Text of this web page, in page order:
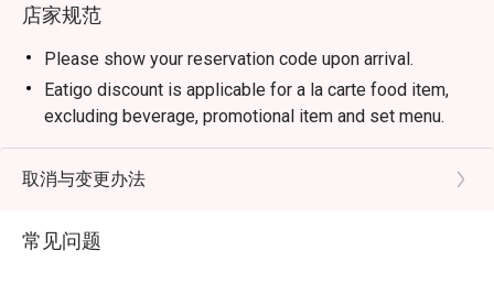
店家规范
Please show your reservation code upon arrival.
Eatigo discount is applicable for a la carte food item,
excluding beverage, promotional item and set menu.
Eatigo discount is only applicable for dine in, strictly
NOT for takeaway.
your reservation, not more. If your party size changes
please edit your reservation. If you arrive with more
取消与变更办法
常见问题